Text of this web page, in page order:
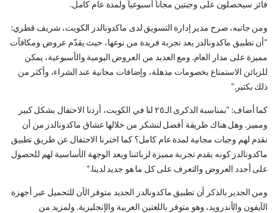
فائز سيحصلون على وجبتين مجاناً أسبوعياً ولمدة عام كامل.
ومن جانبه، صرح مدير إدارة التسويق لدى ماكدونالدز الكويت، شريف قطري:
"أن تطبيق ماكدونالدز يعد تجربة فريدة من نوعها، حيث يقدّم عروض ومكافآت
مميزة على مدار العام. ومع العديد من العروض اليومية والأسبوعية، يمكن
للزبائن الاستمتاع بخصومات مذهلة، وإضافات مجانية عند الشراء، وأكثر من
ذلك بكثير."
كما أضاف: "بمناسبة الذكرى الـ٢٥ لنا في الكويت، أردنا الاحتفال بشكل كبير
ومميز. وهل هناك طريقة أفضل لنشكر من خلالها عشاق ماكدونالدز من أن
نقدم لهم وجبات مجانية لمدة عام كامل؟ كما اخترنا الاحتفال عن طريق تطبيق
ماكدونالدز كونه يقدم تجربة مميزة لزبائننا ويعد الوجهة الأساسية لهم للحصول
على أجدد العروض والتعرف على كل ما هو جديد لدينا."
ومن الجدير بالذكر أن تطبيق ماكدونالدز الجديد متوفر الآن للتحميل عبر أجهزة
الآيفون والأندرويد، وهو متوفر باللغتين العربية والإنجليزية. ولمزيد من